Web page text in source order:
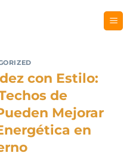
con Estilo:
de
Mejorar
en